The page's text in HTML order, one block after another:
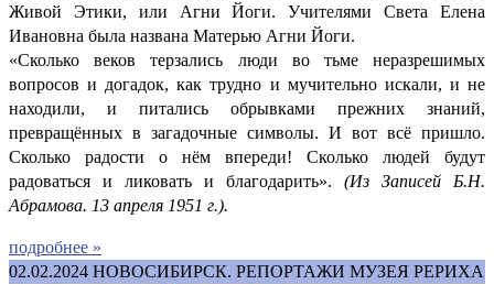
Живой Этики, или Агни Йоги. Учителями Света Елена
Ивановна была названа Матерью Агни Йоги.
«Сколько веков терзались люди во тьме неразрешимых
вопросов и догадок, как трудно и мучительно искали, и не
находили, и питались обрывками прежних знаний,
превращённых в загадочные символы. И вот всё пришло.
Сколько радости о нём впереди! Сколько людей будут
радоваться и ликовать и благодарить». (Из Записей Б.Н.
Абрамова. 13 апреля 1951 г.).
подробнее »
02.02.2024 НОВОСИБИРСК. РЕПОРТАЖИ МУЗЕЯ РЕРИХА